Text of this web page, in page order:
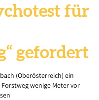
für
gefordert
(Oberösterreich) ein
wenige Meter vor